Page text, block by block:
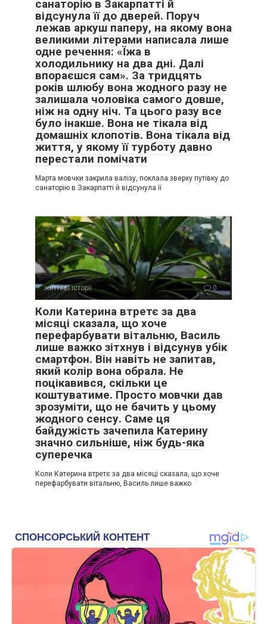
санаторію в Закарпатті й
відсунула її до дверей. Поруч
лежав аркуш паперу, на якому вона
великими літерами написала лише
одне речення: «Їжа в
холодильнику на два дні. Далі
впораєшся сам». За тридцять
років шлюбу вона жодного разу не
залишала чоловіка самого довше,
ніж на одну ніч. Та цього разу все
було інакше. Вона не тікала від
домашніх клопотів. Вона тікала від
життя, у якому її турботу давно
перестали помічати
Марта мовчки закрила валізу, поклала зверху путівку до
санаторію в Закарпатті й відсунула її
життєві історії 0
Коли Катерина втретє за два
місяці сказала, що хоче
перефарбувати вітальню, Василь
лише важко зітхнув і відсунув убік
смартфон. Він навіть не запитав,
який колір вона обрала. Не
поцікавився, скільки це
коштуватиме. Просто мовчки дав
зрозуміти, що не бачить у цьому
жодного сенсу. Саме ця
байдужість зачепила Катерину
значно сильніше, ніж будь-яка
суперечка
Коли Катерина втретє за два місяці сказала, що хоче
перефарбувати вітальню, Василь лише важко